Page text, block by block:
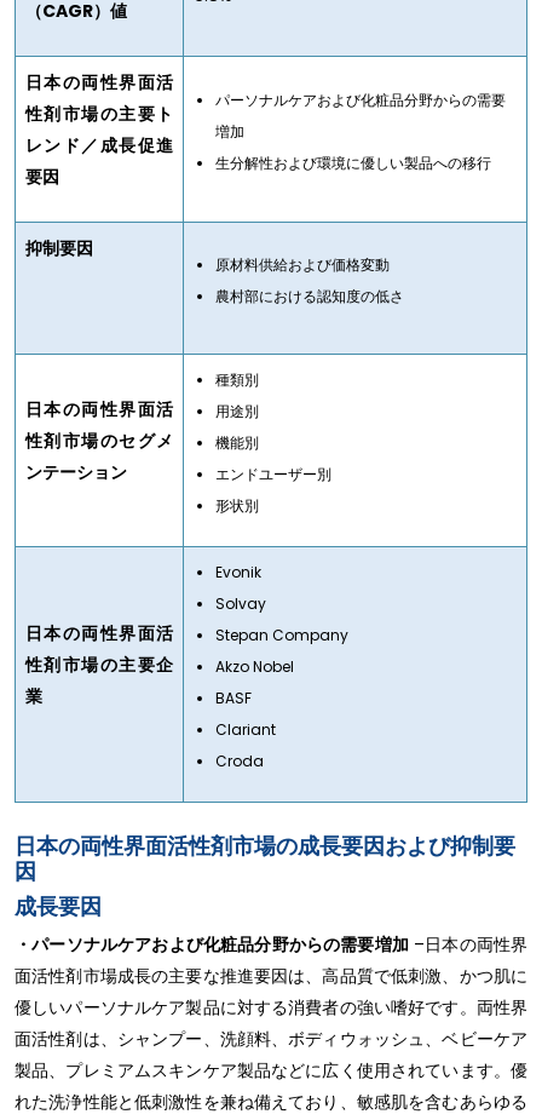
（CAGR）値
日本の両性界面活
性剤市場の主要ト
レンド／成長促進
要因
パーソナルケアおよび化粧品分野からの需要
増加
生分解性および環境に優しい製品への移行
抑制要因
原材料供給および価格変動
農村部における認知度の低さ
日本の両性界面活
性剤市場のセグメ
ンテーション
種類別
用途別
機能別
エンドユーザー別
形状別
日本の両性界面活
性剤市場の主要企
業
Evonik
Solvay
Stepan Company
Akzo Nobel
BASF
Clariant
Croda
日本の両性界面活性剤市場の成長要因および抑制要
因
成長要因
・パーソナルケアおよび化粧品分野からの需要増加–日本の両性界
面活性剤市場成長の主要な推進要因は、高品質で低刺激、かつ肌に
優しいパーソナルケア製品に対する消費者の強い嗜好です。両性界
面活性剤は、シャンプー、洗顔料、ボディウォッシュ、ベビーケア
製品、プレミアムスキンケア製品などに広く使用されています。優
れた洗浄性能と低刺激性を兼ね備えており、敏感肌を含むあらゆる